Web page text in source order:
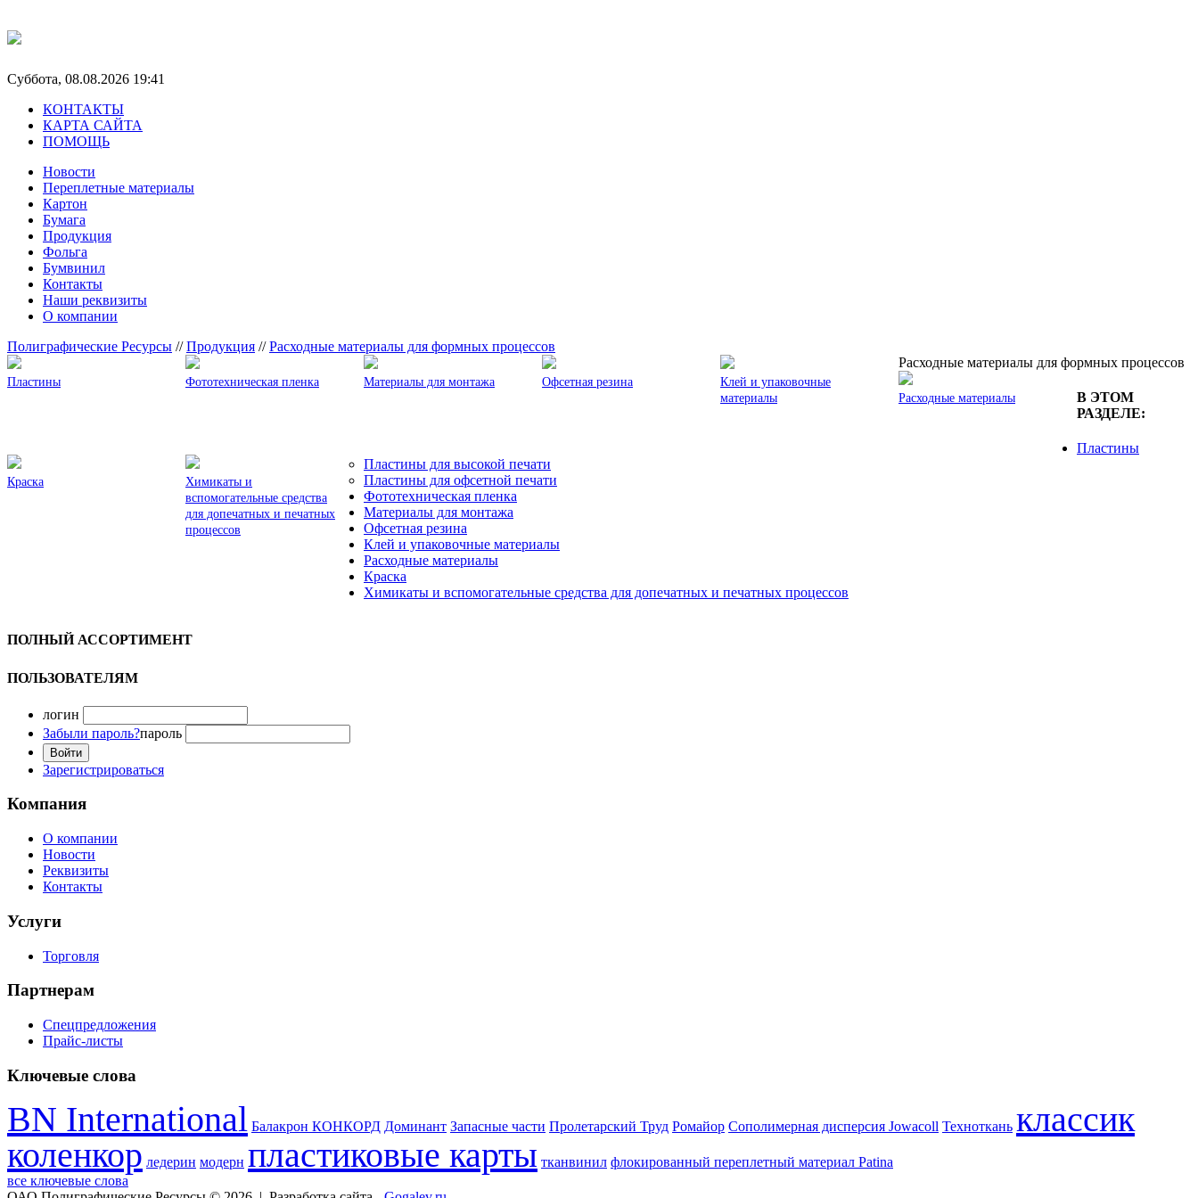
Суббота, 08.08.2026 19:41
КОНТАКТЫ
КАРТА САЙТА
ПОМОЩЬ
Новости
Переплетные материалы
Картон
Бумага
Продукция
Фольга
Бумвинил
Контакты
Наши реквизиты
О компании
Полиграфические Ресурсы //Продукция //Расходные материалы для формных процессов
Расходные материалы для формных процессов
Пластины Фототехническая пленка Материалы для монтажа Офсетная резина
Клей и упаковочные
материалы
Расходные материалы
Краска
Химикаты и
вспомогательные средства
для допечатных и печатных
процессов
В ЭТОМ
РАЗДЕЛЕ:
Пластины
Пластины для высокой печати
Пластины для офсетной печати
Фототехническая пленка
Материалы для монтажа
Офсетная резина
Клей и упаковочные материалы
Расходные материалы
Краска
Химикаты и вспомогательные средства для допечатных и печатных процессов
ПОЛНЫЙ АССОРТИМЕНТ
ПОЛЬЗОВАТЕЛЯМ
логин
Забыли пароль?пароль
Зарегистрироваться
Компания
О компании
Новости
Реквизиты
Контакты
Услуги
Торговля
Партнерам
Спецпредложения
Прайс-листы
Ключевые слова
BN International Балакрон КОНКОРД Доминант Запасные части Пролетарский Труд Ромайор Сополимерная дисперсия Jowacoll Техноткань классик
коленкор ледерин модерн пластиковые карты тканвинил флокированный переплетный материал Patina
все ключевые слова